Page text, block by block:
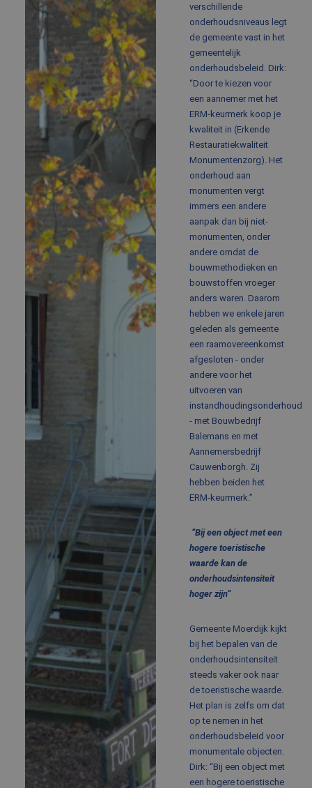
verschillende
onderhoudsniveaus legt
de gemeente vast in het
gemeentelijk
onderhoudsbeleid. Dirk:
“Door te kiezen voor
een aannemer met het
ERM-keurmerk koop je
kwaliteit in (Erkende
Restauratiekwaliteit
Monumentenzorg). Het
onderhoud aan
monumenten vergt
immers een andere
aanpak dan bij niet-
monumenten, onder
andere omdat de
bouwmethodieken en
bouwstoffen vroeger
anders waren. Daarom
hebben we enkele jaren
geleden als gemeente
een raamovereenkomst
afgesloten - onder
andere voor het
uitvoeren van
instandhoudingsonderhoud
- met Bouwbedrijf
Balemans en met
Aannemersbedrijf
Cauwenborgh. Zij
hebben beiden het
ERM-keurmerk.”
“Bij een object met een
hogere toeristische
waarde kan de
onderhoudsintensiteit
hoger zijn”
Gemeente Moerdijk kijkt
bij het bepalen van de
onderhoudsintensiteit
steeds vaker ook naar
de toeristische waarde.
Het plan is zelfs om dat
op te nemen in het
onderhoudsbeleid voor
monumentale objecten.
Dirk: “Bij een object met
een hogere toeristische